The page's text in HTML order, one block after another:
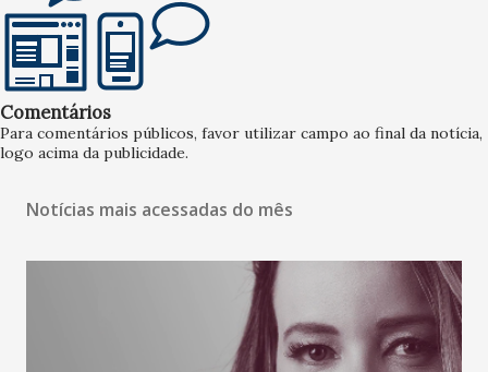
Comentários
Para comentários públicos, favor utilizar campo ao final da notícia,
logo acima da publicidade.
Notícias mais acessadas do mês